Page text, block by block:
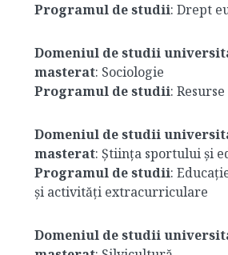
Programul de studii: Drept
Domeniul de studii
masterat: Sociologie
Programul de studii:
Domeniul de studii
masterat: Știința sportului și
Programul de studii:
și activități extracurriculare
Domeniul de studii